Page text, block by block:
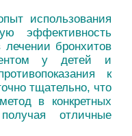
использования
эффективность
лечении бронхитов
у детей и
к
тщательно, что
в конкретных
отличные